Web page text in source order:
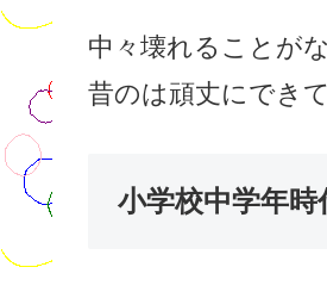
中々壊れることが
昔のは頑丈にでき
小学校中学年時